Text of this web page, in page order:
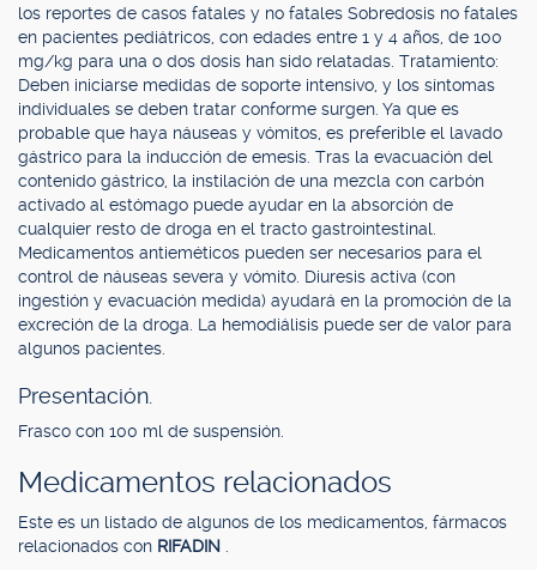
los reportes de casos fatales y no fatales Sobredosis no fatales
en pacientes pediátricos, con edades entre 1 y 4 años, de 100
mg/kg para una o dos dosis han sido relatadas. Tratamiento:
Deben iniciarse medidas de soporte intensivo, y los síntomas
individuales se deben tratar conforme surgen. Ya que es
probable que haya náuseas y vómitos, es preferible el lavado
gástrico para la inducción de emesis. Tras la evacuación del
contenido gástrico, la instilación de una mezcla con carbón
activado al estómago puede ayudar en la absorción de
cualquier resto de droga en el tracto gastrointestinal.
Medicamentos antieméticos pueden ser necesarios para el
control de náuseas severa y vómito. Diuresis activa (con
ingestión y evacuación medida) ayudará en la promoción de la
excreción de la droga. La hemodiálisis puede ser de valor para
algunos pacientes.
Presentación.
Frasco con 100 ml de suspensión.
Medicamentos relacionados
Este es un listado de algunos de los medicamentos, fármacos
relacionados con RIFADIN